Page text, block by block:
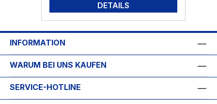
DETAILS
INFORMATION
WARUM BEI UNS KAUFEN
SERVICE-HOTLINE